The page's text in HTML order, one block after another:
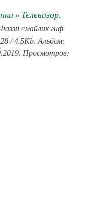
» Телевизор,
смайлик гиф
/ 4.5Kb. Альбом:
Просмотров: